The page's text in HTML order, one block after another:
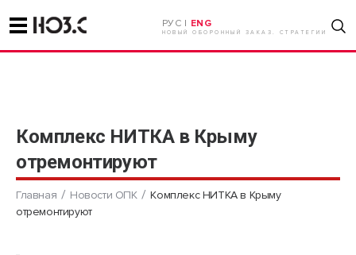
РУС | ENG
НОВЫЙ ОБОРОННЫЙ ЗАКАЗ. СТРАТЕГИИ
Комплекс НИТКА в Крыму
отремонтируют
Главная Новости ОПК
Комплекс НИТКА в Крыму
отремонтируют